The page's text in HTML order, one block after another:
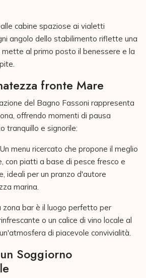
cabine spaziose ai vialetti
angolo dello stabilimento riflette una
al primo posto il benessere e la
fronte Mare
del Bagno Fassoni rappresenta
offrendo momenti di pausa
tranquillo e signorile:
Un menu ricercato che propone il meglio
con piatti a base di pesce fresco e
ideali per un pranzo d'autore
marina.
zona bar è il luogo perfetto per
o un calice di vino locale al
di piacevole convivialità.
Soggiorno